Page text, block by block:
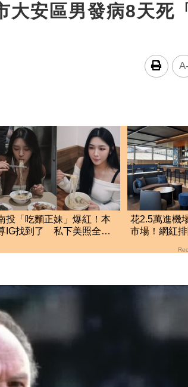
大安區男發病8天死
A-
投「吃麵正妹」爆紅！本
IG找到了 私下美照全曝
花2.5萬進機
市場！網紅